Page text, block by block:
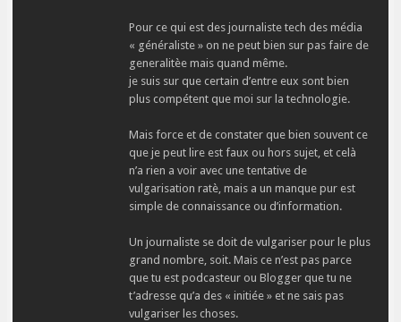
Pour ce qui est des journaliste tech des média
« généraliste » on ne peut bien sur pas faire de
generalitèe mais quand même.
je suis sur que certain d’entre eux sont bien
plus compétent que moi sur la technologie.
Mais force et de constater que bien souvent ce
que je peut lire est faux ou hors sujet, et celà
n’a rien a voir avec une tentative de
vulgarisation ratè, mais a un manque pur est
simple de connaissance ou d’information.
Un journaliste se doit de vulgariser pour le plus
grand nombre, soit. Mais ce n’est pas parce
que tu est podcasteur ou Blogger que tu ne
t’adresse qu’a des « initiée » et ne sais pas
vulgariser les choses.